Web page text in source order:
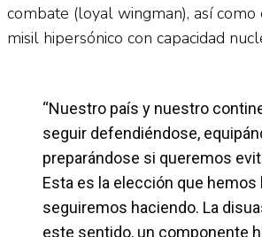
combate (loyal wingman), así
misil hipersónico con capacidad
“Nuestro país y nuestro
seguir defendiéndose,
preparándose si queremos
Esta es la elección que hemos
seguiremos haciendo. La
este sentido, un componente